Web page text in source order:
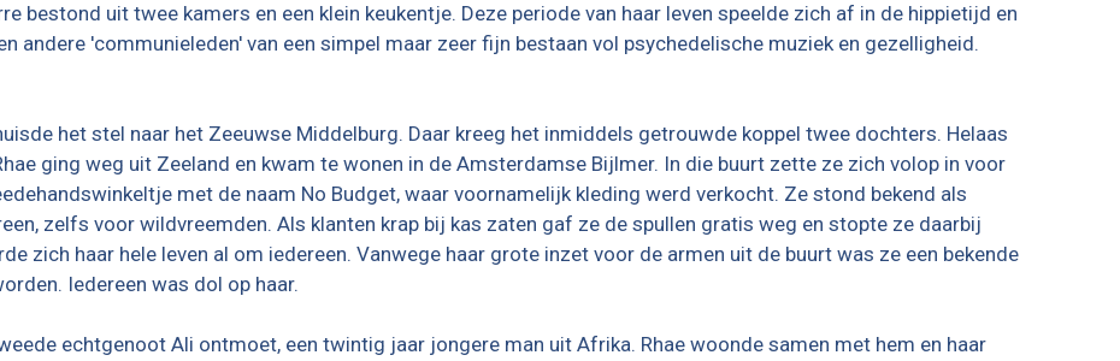
bestond uit twee kamers en een klein keukentje. Deze periode van haar leven speelde zich af in de hippietijd en
andere 'communieleden' van een simpel maar zeer fijn bestaan vol psychedelische muziek en gezelligheid.
het stel naar het Zeeuwse Middelburg. Daar kreeg het inmiddels getrouwde koppel twee dochters. Helaas
ging weg uit Zeeland en kwam te wonen in de Amsterdamse Bijlmer. In die buurt zette ze zich volop in voor
met de naam No Budget, waar voornamelijk kleding werd verkocht. Ze stond bekend als
zelfs voor wildvreemden. Als klanten krap bij kas zaten gaf ze de spullen gratis weg en stopte ze daarbij
zich haar hele leven al om iedereen. Vanwege haar grote inzet voor de armen uit de buurt was ze een bekende
Iedereen was dol op haar.
echtgenoot Ali ontmoet, een twintig jaar jongere man uit Afrika. Rhae woonde samen met hem en haar